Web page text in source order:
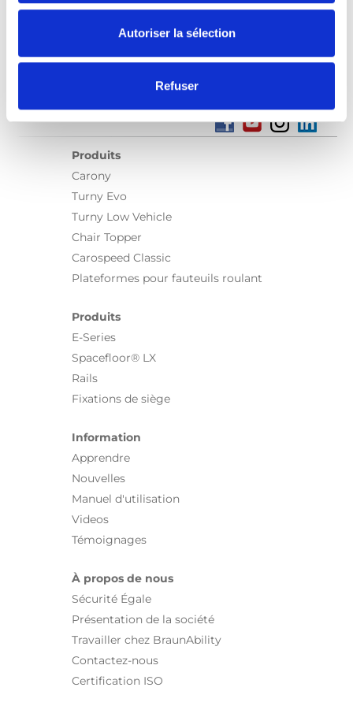
Autoriser la sélection
Refuser
Produits
Carony
Turny Evo
Turny Low Vehicle
Chair Topper
Carospeed Classic
Plateformes pour fauteuils roulant
Produits
E-Series
Spacefloor® LX
Rails
Fixations de siège
Information
Apprendre
Nouvelles
Manuel d'utilisation
Videos
Témoignages
À propos de nous
Sécurité Égale
Présentation de la société
Travailler chez BraunAbility
Contactez-nous
Certification ISO